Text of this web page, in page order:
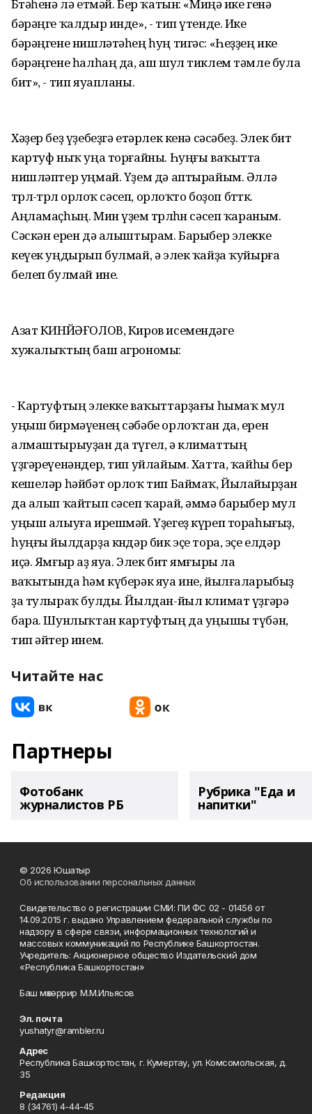
Бөтәһенә лә етмәй. Бер ҡатын: «Миңә ике генә
бәрәңге ҡалдыр инде», - тип үтенде. Ике
бәрәңгене нишләтәһең һуң тигәс: «Һеҙҙең ике
бәрәңгене һалһаң да, аш шул тиклем тәмле була
бит», - тип яуапланы.
Хәҙер беҙ үҙебеҙгә етәрлек кенә сәсәбеҙ. Элек бит
картуф ныҡ уңа торғайны. Һуңғы ваҡытта
нишләптер уңмай. Үҙем дә аптырайым. Әллә
төрлө-төрлө орлоҡ сәсеп, орлоҡто боҙоп бөттөк.
Аңламаҫһың. Мин үҙем төрлөһөн сәсеп ҡараным.
Сәскән ерен дә алыштырам. Барыбер элекке
кеүек уңдырып булмай, ә элек ҡайҙа ҡуйырға
белеп булмай ине.
Азат КИНЙӘҒОЛОВ, Киров исемендәге
хужалыҡтың баш агрономы:
- Картуфтың элекке ваҡыттарҙағы һымаҡ мул
уңыш бирмәүенең сәбәбе орлоҡтан да, ерен
алмаштырыуҙан да түгел, ә климаттың
үҙгәреүенәндер, тип уйлайым. Хатта, ҡайһы бер
кешеләр һәйбәт орлоҡ тип Баймаҡ, Йылайырҙан
да алып ҡайтып сәсеп ҡарай, әммә барыбер мул
уңыш алыуға ирешмәй. Үҙегеҙ күреп тораһығыҙ,
һуңғы йылдарҙа көндәр бик эҫе тора, эҫе елдәр
иҫә. Ямғыр аҙ яуа. Элек бит ямғыры ла
ваҡытында һәм күберәк яуа ине, йылғаларыбыҙ
ҙа тулыраҡ булды. Йылдан-йыл климат үҙгәрә
бара. Шунлыҡтан картуфтың да уңышы түбән,
тип әйтер инем.
Читайте нас
Партнеры
Фотобанк
журналистов РБ
Рубрика "Еда и
напитки"
© 2026 Юшатыр
Об использовании персональных данных
Свидетельство о регистрации СМИ: ПИ ФС 02 - 01456 от
14.09.2015 г. выдано Управлением федеральной службы по
надзору в сфере связи, информационных технологий и
массовых коммуникаций по Республике Башкортостан.
Учредитель: Акционерное общество Издательский дом
«Республика Башкортостан»
Баш мөхәррир М.М.Ильясов
Эл. почта
yushatyr@rambler.ru
Адрес
Республика Башкортостан, г. Кумертау, ул. Комсомольская, д.
35
Редакция
8 (34761) 4-44-45